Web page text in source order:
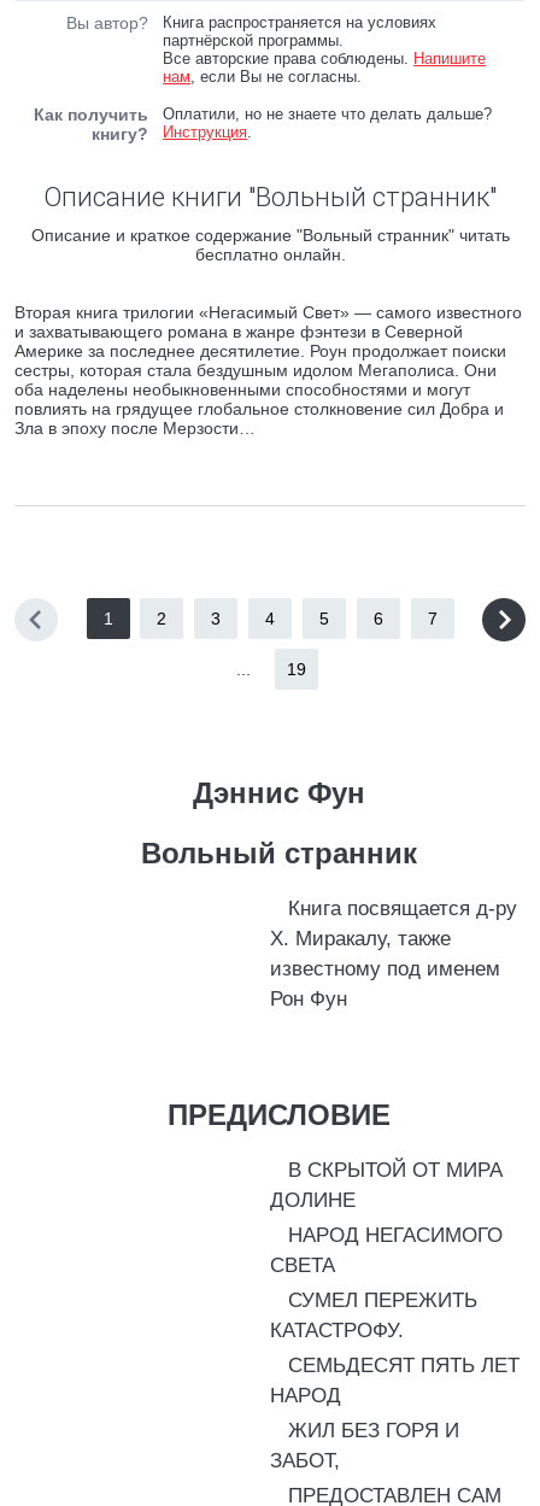
Вы автор?
Книга распространяется на условиях
партнёрской программы.
Все авторские права соблюдены. Напишите
нам, если Вы не согласны.
Как получить
книгу?
Оплатили, но не знаете что делать дальше?
Инструкция.
Описание книги "Вольный странник"
Описание и краткое содержание "Вольный странник" читать
бесплатно онлайн.
Вторая книга трилогии «Негасимый Свет» — самого известного
и захватывающего романа в жанре фэнтези в Северной
Америке за последнее десятилетие. Роун продолжает поиски
сестры, которая стала бездушным идолом Мегаполиса. Они
оба наделены необыкновенными способностями и могут
повлиять на грядущее глобальное столкновение сил Добра и
Зла в эпоху после Мерзости…
1 2 3 4 5 6 7
19
Дэннис Фун
Вольный странник
Книга посвящается д-ру
Х. Миракалу, также
известному под именем
Рон Фун
ПРЕДИСЛОВИЕ
В СКРЫТОЙ ОТ МИРА
ДОЛИНЕ
НАРОД НЕГАСИМОГО
СВЕТА
СУМЕЛ ПЕРЕЖИТЬ
КАТАСТРОФУ.
СЕМЬДЕСЯТ ПЯТЬ ЛЕТ
НАРОД
ЖИЛ БЕЗ ГОРЯ И
ЗАБОТ,
ПРЕДОСТАВЛЕН САМ